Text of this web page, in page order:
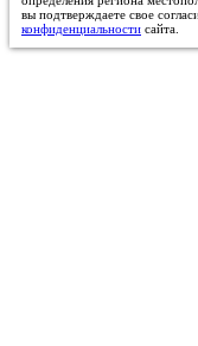
вы подтверждаете свое
конфиденциальности сайта.